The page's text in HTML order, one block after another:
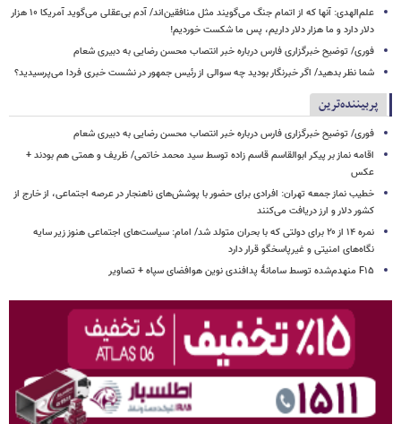
علم‌الهدی: آنها که از اتمام جنگ می‌گویند مثل منافقین‌اند/ آدم بی‌عقلی می‌گوید آمریکا ۱۰ هزار
دلار دارد و ما هزار دلار داریم، پس ما شکست خوردیم!
فوری/ توضیح خبرگزاری فارس درباره خبر انتصاب محسن رضایی به دبیری شعام
شما نظر بدهید/ اگر خبرنگار بودید چه سوالی از رئیس جمهور در نشست خبری فردا می‌پرسیدید؟
پربیننده‌ترین
فوری/ توضیح خبرگزاری فارس درباره خبر انتصاب محسن رضایی به دبیری شعام
اقامه نماز بر پیکر ابوالقاسم قاسم زاده توسط سید محمد خاتمی/ ظریف و همتی هم بودند +
عکس
خطیب نماز جمعه تهران: افرادی برای حضور با پوشش‌های ناهنجار در عرصه اجتماعی، از خارج از
کشور دلار و ارز دریافت می‌کنند
نمره ۱۴ از ۲۰ برای دولتی که با بحران متولد شد/ امام: سیاست‌های اجتماعی هنوز زیر سایه
نگاه‌های امنیتی و غیرپاسخگو قرار دارد
F۱۵ منهدم‌شده توسط سامانۀ پدافندی نوین هوافضای سپاه + تصاویر